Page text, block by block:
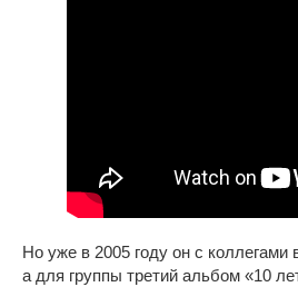
Но уже в 2005 году он с коллегами
а для группы третий альбом «10